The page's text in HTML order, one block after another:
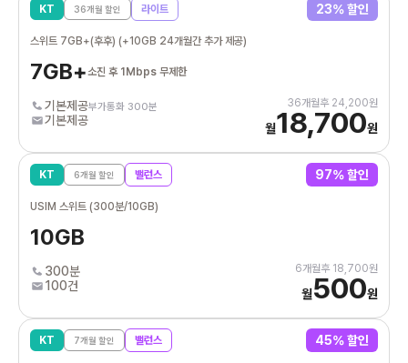
KT 36개월 할인 라이트 23% 할인
스위트 7GB+(후후) (+10GB 24개월간 추가 제공)
7GB+소진 후 1Mbps 무제한
기본제공부가통화 300분
기본제공
36개월후 24,200원
월18,700원
KT 6개월 할인 밸런스 97% 할인
USIM 스위트 (300분/10GB)
10GB
300분
100건
6개월후 18,700원
월500원
KT 7개월 할인 밸런스 45% 할인